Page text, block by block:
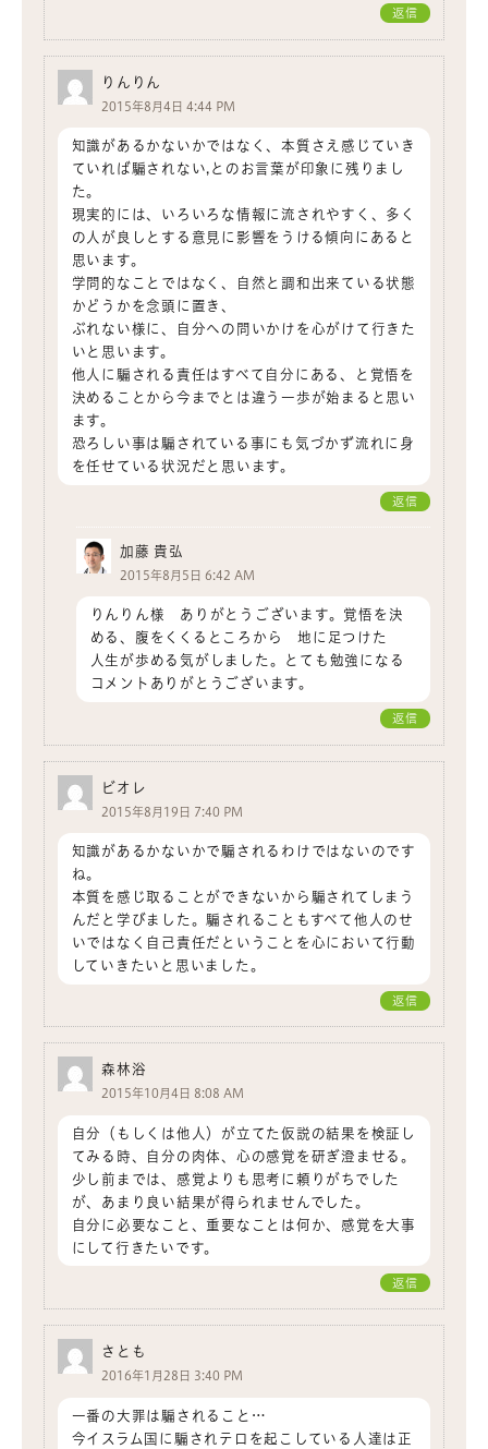
返信
りんりん
2015年8月4日 4:44 PM
知識があるかないかではなく、本質さえ感じていき
ていれば騙されない,とのお言葉が印象に残りまし
た。
現実的には、いろいろな情報に流されやすく、多く
の人が良しとする意見に影響をうける傾向にあると
思います。
学問的なことではなく、自然と調和出来ている状態
かどうかを念頭に置き、
ぶれない様に、自分への問いかけを心がけて行きた
いと思います。
他人に騙される責任はすべて自分にある、と覚悟を
決めることから今までとは違う一歩が始まると思い
ます。
恐ろしい事は騙されている事にも気づかず流れに身
を任せている状況だと思います。
返信
加藤 貴弘
2015年8月5日 6:42 AM
りんりん様 ありがとうございます。覚悟を決
める、腹をくくるところから 地に足つけた
人生が歩める気がしました。とても勉強になる
コメントありがとうございます。
返信
ビオレ
2015年8月19日 7:40 PM
知識があるかないかで騙されるわけではないのです
ね。
本質を感じ取ることができないから騙されてしまう
んだと学びました。騙されることもすべて他人のせ
いではなく自己責任だということを心において行動
していきたいと思いました。
返信
森林浴
2015年10月4日 8:08 AM
自分（もしくは他人）が立てた仮説の結果を検証し
てみる時、自分の肉体、心の感覚を研ぎ澄ませる。
少し前までは、感覚よりも思考に頼りがちでした
が、あまり良い結果が得られませんでした。
自分に必要なこと、重要なことは何か、感覚を大事
にして行きたいです。
返信
さとも
2016年1月28日 3:40 PM
一番の大罪は騙されること…
今イスラム国に騙されテロを起こしている人達は正